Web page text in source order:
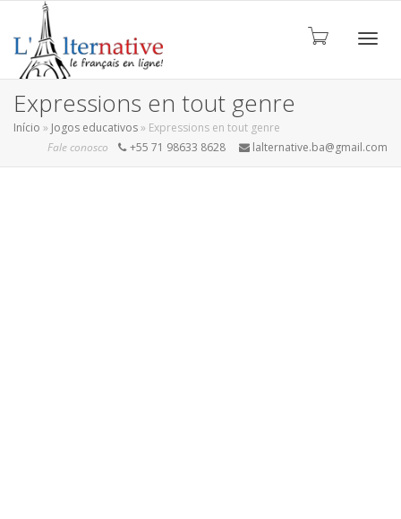
Expressions en tout genre
Início » Jogos educativos» Expressions en tout genre
Fale conosco
+55 71 98633 8628 lalternative.ba@gmail.com